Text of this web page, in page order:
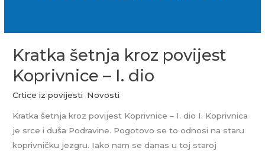
Kratka šetnja kroz povijest
Koprivnice – I. dio
Crtice iz povijesti Novosti
Kratka šetnja kroz povijest Koprivnice – I. dio I. Koprivnica
je srce i duša Podravine. Pogotovo se to odnosi na staru
koprivničku jezgru. Iako nam se danas u toj staroj
Kratka
kroz
povijest
Koprivnice
–
I.